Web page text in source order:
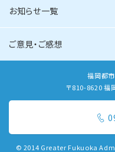
お知らせ一覧
ご意見・ご感想
福岡都
〒810-8620 福
© 2014 Greater Fukuoka